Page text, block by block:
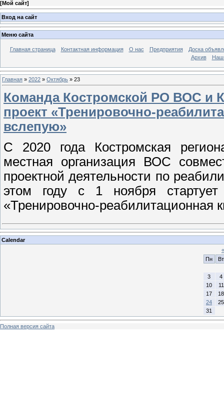
[Мой сайт]
Вход на сайт
Меню сайта
Главная страница Контактная информация О нас Предприятия
Доска
Архив
Главная » 2022 » Октябрь » 23
Команда Костромской РО ВОС и
проект «Тренировочно-
вслепую»
С 2020 года Костромская
местная организация ВОС
проектной деятельности по
этом году с 1 ноября
«Тренировочно-реабилитационная
Calendar
«
Пн
Вт
3
4
10
11
17
18
24
25
31
Полная версия сайта